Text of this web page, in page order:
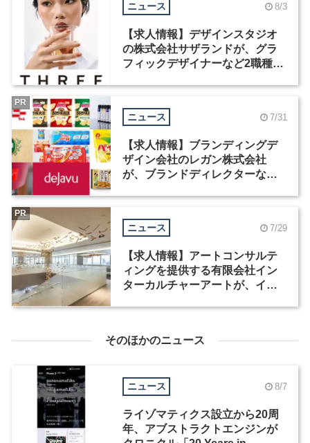
ニュース 8/3
【求人情報】デザインスタジオ
の株式会社サザランドが、グラ
フィックデザイナーなど2職種を
ニュース 7/31
【求人情報】ブランディングデ
ザイン会社のレガン株式会社
が、ブランドディレクターなど3
PR
ニュース 7/29
【求人情報】アートコンサルテ
ィングを提供する有限会社イン
ターカルチャーアートが、イン
PR
そのほかのニュース
ニュース 8/7
ライゾマティクス設立から20周
年、アブストラクトエンジンが